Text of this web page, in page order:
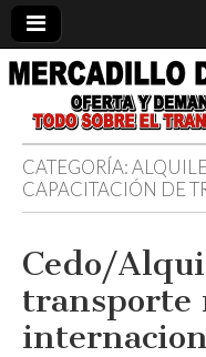
con el
CATEGORÍA:
CAPACITACIÓN DE
Cedo/
transporte